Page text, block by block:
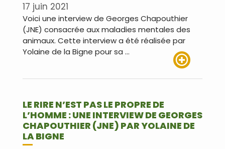
17 juin 2021
Voici une interview de Georges Chapouthier
(JNE) consacrée aux maladies mentales des
animaux. Cette interview a été réalisée par
Yolaine de la Bigne pour sa …
LE RIRE ​N’EST PAS LE PROPRE DE
L’HOMME : UNE INTERVIEW DE GEORGES
CHAPOUTHIER (JNE) PAR YOLAINE DE
LA BIGNE